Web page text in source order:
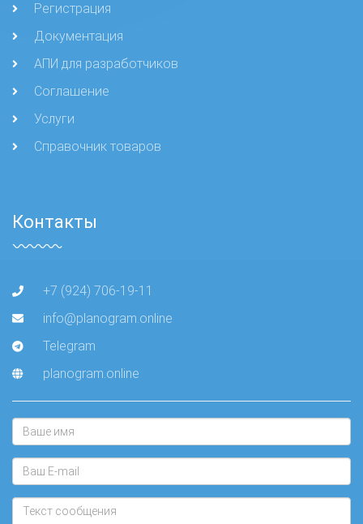
Регистрация
Документация
АПИ для разработчиков
Соглашение
Услуги
Справочник товаров
Контакты
+7 (924) 706-19-11
info@planogram.online
Telegram
planogram.online